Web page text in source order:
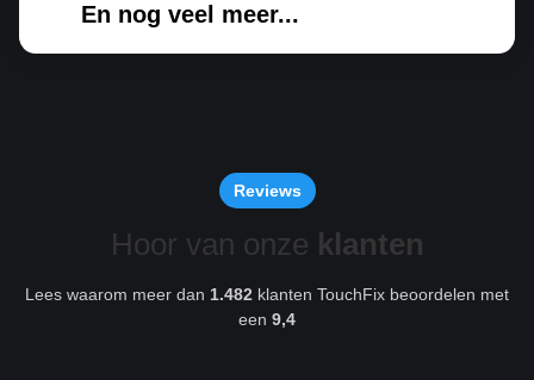
En nog veel meer...
Reviews
Hoor van onze klanten
Lees waarom meer dan 1.482 klanten TouchFix beoordelen met
een 9,4